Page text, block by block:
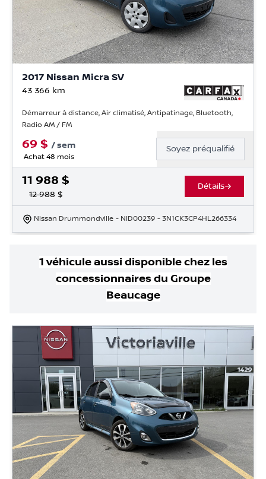
2017 Nissan Micra SV
43 366 km
Démarreur à distance, Air climatisé, Antipatinage, Bluetooth,
Radio AM / FM
69 $ /sem
Achat 48 mois
Soyez préqualifié
11 988 $
12 988 $
Détails
Nissan Drummondville - NID00239 - 3N1CK3CP4HL266334
1 véhicule aussi disponible chez les
concessionnaires du Groupe
Beaucage